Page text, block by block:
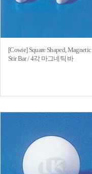
[Cowie] Square Shaped, Magnetic
Stir Bar / 4각 마그네틱 바